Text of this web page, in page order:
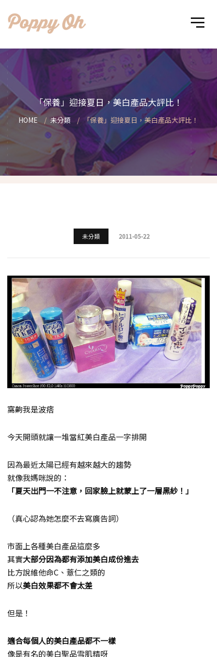
「保養」迎接夏日，美白產品大評比！
HOME 未分類 「保養」迎接夏日，美白產品大評比！
未分類 2011-05-22
窩齁我是波痞
今天開頭就讓一堆當紅美白產品一字排開
因為最近太陽已經有越來越大的趨勢
就像我媽咪說的：
「夏天出門一不注意，回家臉上就蒙上了一層黑紗！」
（真心認為她怎麼不去寫廣告詞）
市面上各種美白產品這麼多
其實大部分因為都有添加美白成份進去
比方說維他命C、薏仁之類的
所以美白效果都不會太差
但是！
適合每個人的美白產品都不一樣
像是有名的美白聖品雪肌精呀